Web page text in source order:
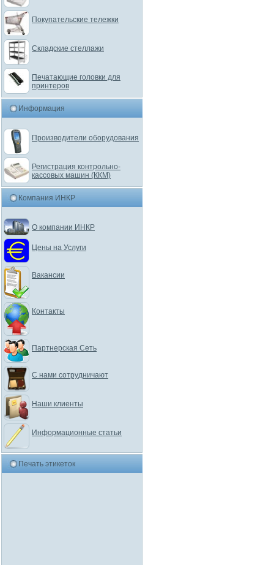
Покупательские тележки
Складские стеллажи
Печатающие головки для
принтеров
Информация
Производители оборудования
Регистрация контрольно-
кассовых машин (ККМ)
Компания ИНКР
О компании ИНКР
Цены на Услуги
Вакансии
Контакты
Партнерская Сеть
С нами сотрудничают
Наши клиенты
Информационные статьи
Печать этикеток